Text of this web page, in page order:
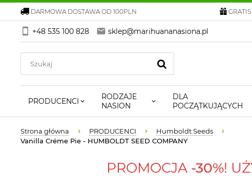
DARMOWA DOSTAWA OD 100PLN
+48 535 100 828 sklep@marihuananasiona.pl
PRODUCENCI
RODZAJE
NASION
DLA
POCZĄTKUJĄCYCH
Strona główna PRODUCENCI
Humboldt Seeds
Vanilla Créme Pie - HUMBOLDT SEED COMPANY
PROMOCJA -30%!